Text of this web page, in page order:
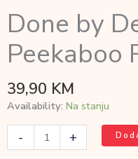
Done by
Peekaboo
39,90 KM
Availability: Na stanju
- +